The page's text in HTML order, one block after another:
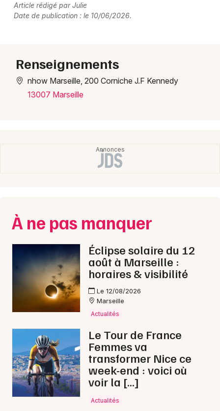
Article rédigé par Julie
Date de publication : le 10/06/2026.
Renseignements
nhow Marseille, 200 Corniche J.F Kennedy
13007 Marseille
À ne pas manquer
Éclipse solaire du 12
août à Marseille :
horaires & visibilité
Le 12/08/2026
Marseille
Actualités
Le Tour de France
Femmes va
transformer Nice ce
week-end : voici où
voir la […]
Actualités